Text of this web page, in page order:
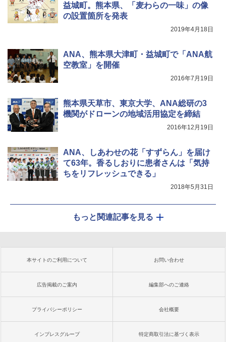
益城町。熊本県、「麦わらの一味」の像
の設置箇所を発表
2019年4月18日
ANA、熊本県大津町・益城町で「ANA航
空教室」を開催
2016年7月19日
熊本県天草市、東京大学、ANA総研の3
機関がドローンの地域活用協定を締結
2016年12月19日
ANA、しあわせの花「すずらん」を届け
て63年。香るしおりに患者さんは「気持
ちをリフレッシュできる」
2018年5月31日
もっと関連記事を見る
本サイトのご利用について お問い合わせ
広告掲載のご案内 編集部へのご連絡
プライバシーポリシー 会社概要
インプレスグループ 特定商取引法に基づく表示